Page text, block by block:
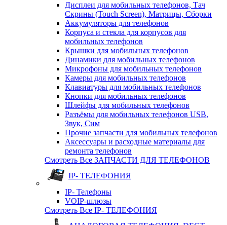
Дисплеи для мобильных телефонов, Тач
Скрины (Touch Screen), Матрицы, Сборки
Аккумуляторы для телефонов
Корпуса и стекла для корпусов для
мобильных телефонов
Крышки для мобильных телефонов
Динамики для мобильных телефонов
Микрофоны для мобильных телефонов
Камеры для мобильных телефонов
Клавиатуры для мобильных телефонов
Кнопки для мобильных телефонов
Шлейфы для мобильных телефонов
Разъёмы для мобильных телефонов USB,
Звук, Сим
Прочие запчасти для мобильных телефонов
Аксессуары и расходные материалы для
ремонта телефонов
Смотреть Все ЗАПЧАСТИ ДЛЯ ТЕЛЕФОНОВ
IP- ТЕЛЕФОНИЯ
IP- Телефоны
VOIP-шлюзы
Смотреть Все IP- ТЕЛЕФОНИЯ